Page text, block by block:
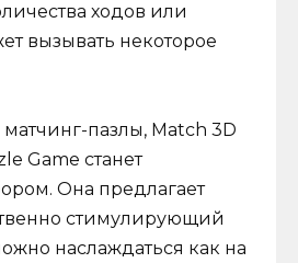
ходов или
вызывать некоторое
пазлы, Match 3D
Game станет
Она предлагает
стимулирующий
наслаждаться как на